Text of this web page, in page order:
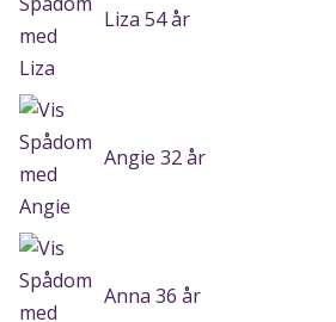
Liza 54 år
Angie 32 år
Anna 36 år